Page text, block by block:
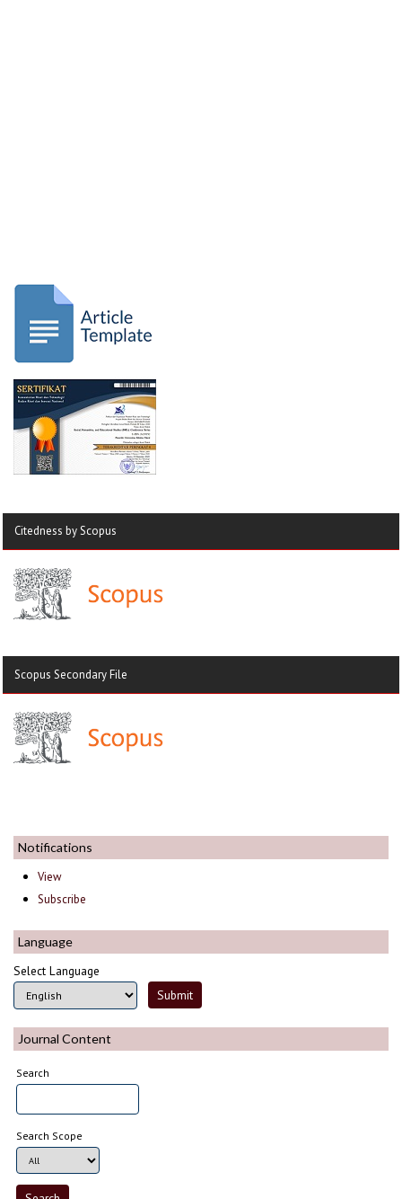
Citedness by Scopus
Scopus Secondary File
Notifications
View
Subscribe
Language
Select Language
Journal Content
Search
Search Scope